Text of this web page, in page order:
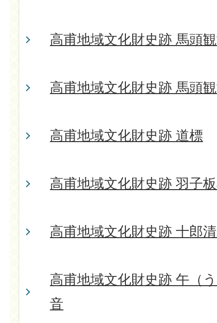
高甫地域文化財史跡 馬頭
高甫地域文化財史跡 馬頭
高甫地域文化財史跡 道標
高甫地域文化財史跡 羽子
高甫地域文化財史跡 十郎
高甫地域文化財史跡 午（
音